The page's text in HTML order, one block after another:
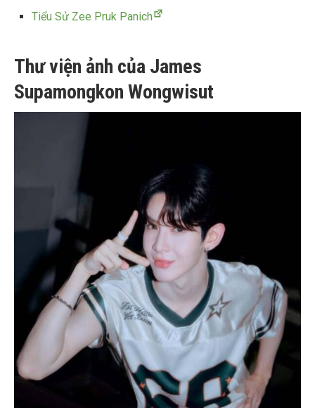
Tiểu Sử Zee Pruk Panich
Thư viện ảnh của James
Supamongkon Wongwisut